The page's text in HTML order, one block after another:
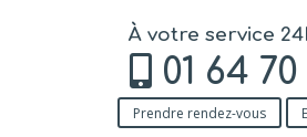
À votre service
01 64
Prendre rendez-vous